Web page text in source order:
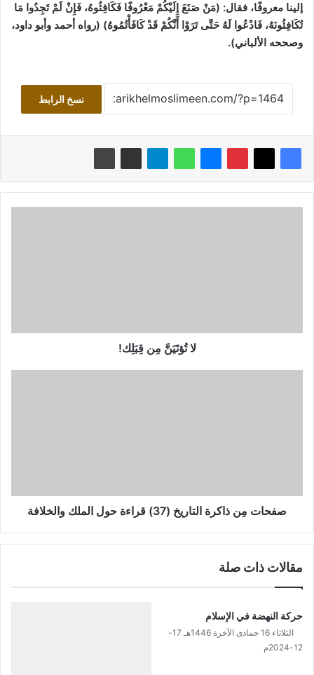
إلينا معروفًا، فقال: (مَنْ صَنَعَ إِلَيْكُمْ مَعْرُوفًا فَكَافِئُوهُ، فَإِنْ لَمْ تَجِدُوا مَا
تُكَافِئُونَهُ، فَادْعُوا لَهُ حَتَّى تَرَوْا أَنَّكُمْ قَدْ كَافَأْتُمُوهُ) (رواه أحمد وأبو داود،
وصححه الألباني).
نسخ الرابط
لا تُؤتَيَنَّ مِن قِبَلِك!
والخلافة
صفحات مِن ذاكرة التاريخ (37) قراءة حول الملك والخلافة
مقالات ذات صلة
حركة النهضة في الإسلام
الثلاثاء 16 جمادى الآخرة 1446هـ 17-
12-2024م